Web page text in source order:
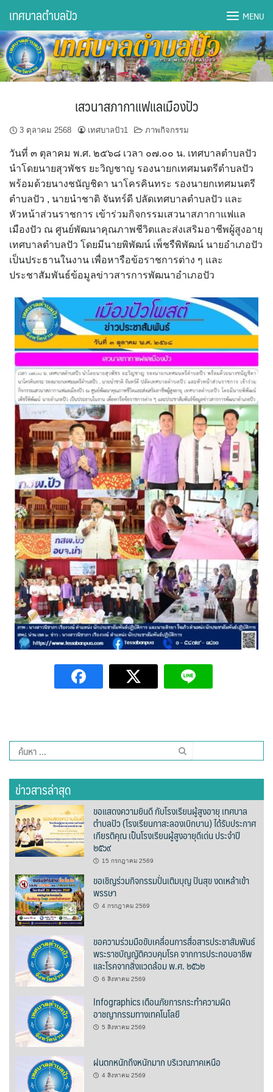
content
DWQA Ask Question
DWQA Questions
กองคลัง
กองช่าง
กองยุทธศาสตร์และงบประมาณ
กองสาธารณสุขฯ
การเปิดเผยข้อมูลข่าวสารปี 2566 integrity transparency
assessment ITA2023
ข้อกำหนดการใช้งาน
ข้อมูลประชากร
ข้อมูลพื้นฐานของศูนย์บริการนักท่องเที่ยว เทศบาลตำบลปัว
ขั้นตอนการขอรับบริการ
งบแสดงฐานะการคลัง
งบแสดงฐานะการเงิน เทศบาลตำบลปัว ประจำปีงบประมาณ 2561
ติดต่อหน่วยงาน
ที่พัก
Amante Baristro Hotel & Cafe’ @Pua
C View Home
Deply
Go Hight ‘O Village
HOMU Villa
Montha Residence
กรีนฮิลล์รีสอร์ท
ก๋างโต้งคอฟฟี่รีสอร์ท
ชมพูภูคารีสอร์ท
ต้นแหลงโฮมสเตย์
ตูบฮิมโต้งโฮมสเตย์
นครน่านอพาร์ทเม้น
นะลาวิวรีสอร์ท
นาต้นบัวโฮมสเตย์
น่านปัว รีสอร์ท
นาเหล่า เก๊าสลี โฮมสเตย์
นาไผ่ปัววิว
บวกบัววิวรีสอร์ท
บ้านกังหัน @ ปัวคอทเทจ
เทศบาลตำบลปัว MENU
เสวนาสภากาแฟแลเมืองปัว
3 ตุลาคม 2568 เทศบาลปัว1 ภาพกิจกรรม
วันที่ ๓ ตุลาคม พ.ศ. ๒๕๖๘ เวลา ๐๗.๐๐ น. เทศบาลตำบลปัว
นำโดยนายสุวพัชร ยะวิญชาญ รองนายกเทศมนตรีตำบลปัว
พร้อมด้วยนางชนัญชิดา นาโครคินทระ รองนายกเทศมนตรี
ตำบลปัว , นายนำชาติ จันทร์ดี ปลัดเทศบาลตำบลปัว และ
หัวหน้าส่วนราชการ เข้าร่วมกิจกรรมเสวนาสภากาแฟแล
เมืองปัว ณ ศูนย์พัฒนาคุณภาพชีวิตและส่งเสริมอาชีพผู้สูงอายุ
เทศบาลตำบลปัว โดยมีนายพิพัฒน์ เพ็ชรืพิพัฒน์ นายอำเภอปัว
เป็นประธานในงาน เพื่อหารือข้อราชการต่าง ๆ และ
ประชาสัมพันธ์ข้อมูลข่าวสารการพัฒนาอำเภอปัว
ค้นหา
สำหรับ:
ข่าวสารล่าสุด
ขอแสดงความยินดี กับโรงเรียนผู้สูงอายุ เทศบาล
ตำบลปัว (โรงเรียนกาสะลองเบิกบาน) ได้รับประกาศ
เกียรติคุณ เป็นโรงเรียนผู้สูงอายุดีเด่น ประจำปี
๒๕๖๙
15 กรกฎาคม 2569
ขอเชิญร่วมกิจกรรมปั่นเติมบุญ ปันสุข งดเหล้าเข้า
พรรษา
4 กรกฎาคม 2569
ขอความร่วมมือขับเคลื่อนการสื่อสารประชาสัมพันธ์
พระราชบัญญัติควบคุมโรค จากการประกอบอาชีพ
และโรคจากสิ่งแวดล้อม พ.ศ. ๒๕๖๒
6 สิงหาคม 2569
Infographics เตือนภัยการกระทำความผิด
อาชญากรรมทางเทคโนโลยี
5 สิงหาคม 2569
ฝนตกหนักถึงหนักมาก บริเวณภาคเหนือ
4 สิงหาคม 2569